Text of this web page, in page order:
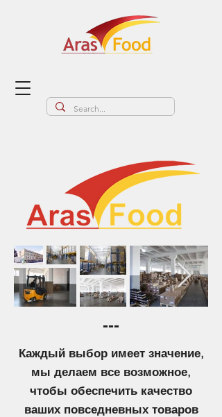
---
Каждый выбор имеет значение,
мы делаем все возможное,
чтобы обеспечить качество
ваших повседневных товаров